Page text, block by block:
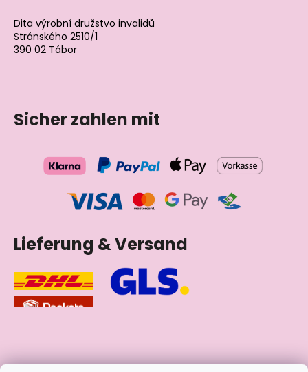
Dita výrobní družstvo invalidů
Stránského 2510/1
390 02 Tábor
Sicher zahlen mit
Lieferung & Versand